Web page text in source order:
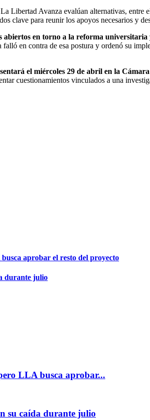
Libertad Avanza evalúan alternativas, entre
clave para reunir los apoyos necesarios y
abiertos en torno a la reforma universitaria
en contra de esa postura y ordenó su
el miércoles 29 de abril en la
cuestionamientos vinculados a una
aprobar el resto del proyecto
durante julio
LLA busca aprobar...
su caída durante julio